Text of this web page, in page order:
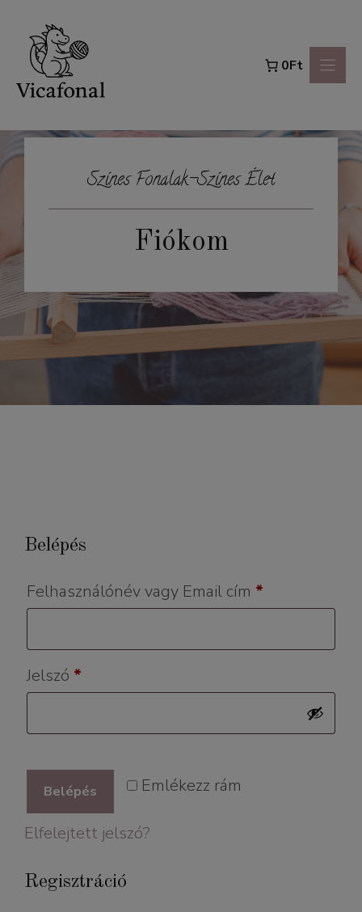
Kilépés
tartalomba
0Ft
Színes Fonalak-Színes Élet
Fiókom
Belépés
Felhasználónév vagy Email cím *
Jelszó *
Emlékezz rám
Belépés
Elfelejtett jelszó?
Regisztráció